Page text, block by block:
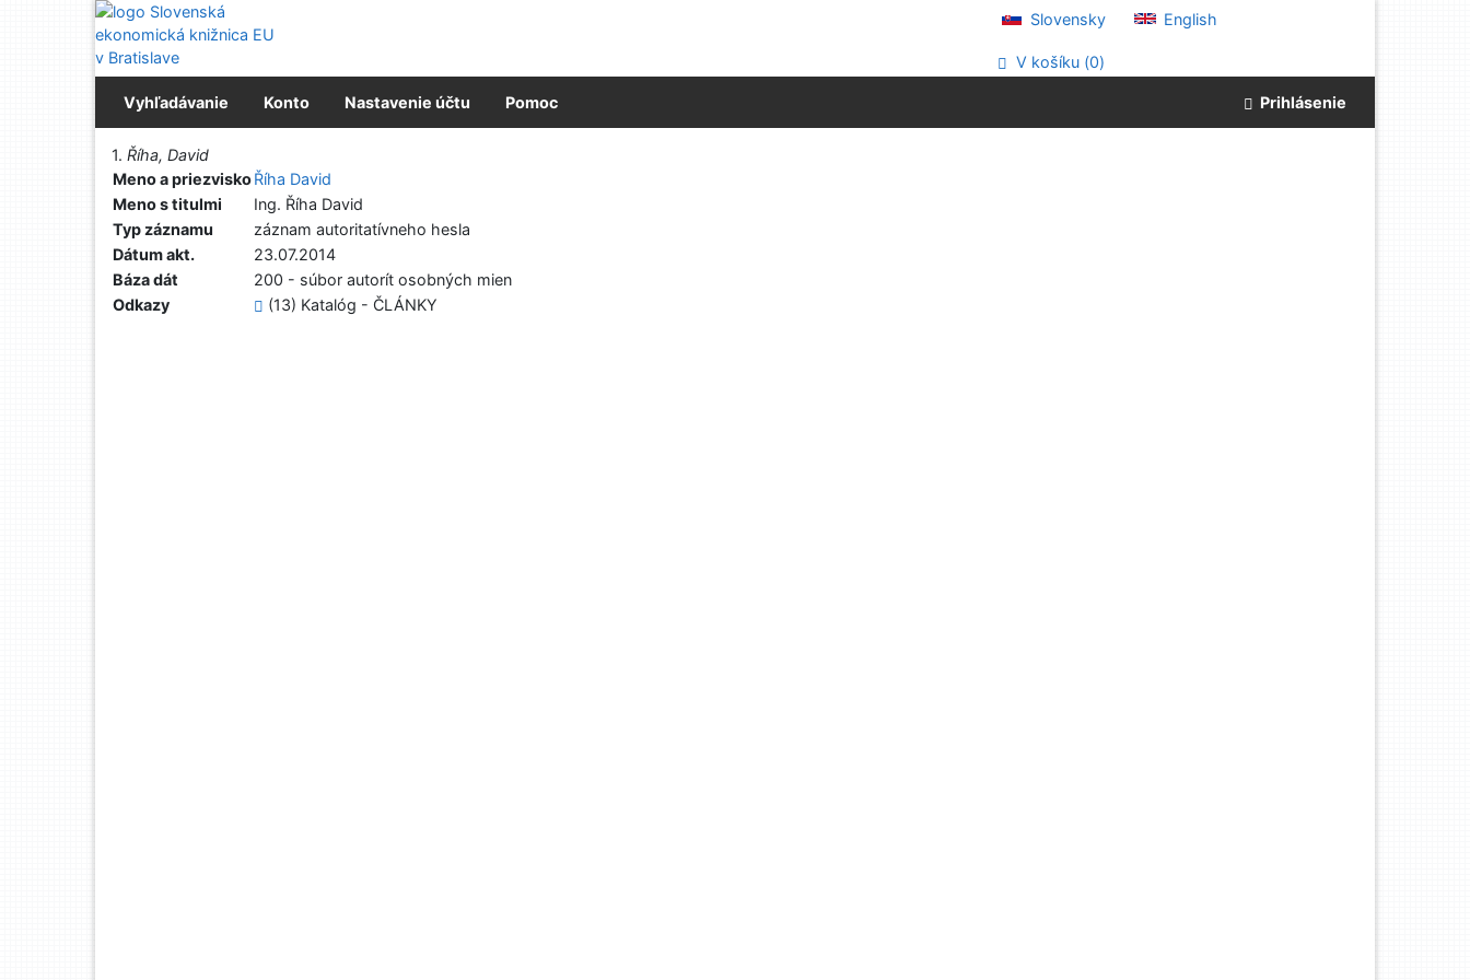
Prejsť na obsah
Prejsť na menu
Prehlásenie o webovej prístupnosti
Slovensky English
V košíku (0)
Vyhľadávanie Konto Nastavenie účtu Pomoc Prihlásenie
Vytlačiť
1. Říha, David
Meno a priezviskoŘíha David
Meno s titulmi
Ing. Říha David
Typ záznamu
záznam autoritatívneho hesla
Dátum akt.
23.07.2014
Báza dát
200 - súbor autorít osobných mien
Odkazy
(13) Katalóg - ČLÁNKY